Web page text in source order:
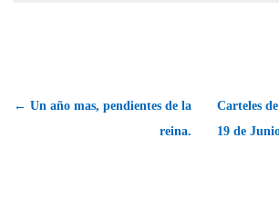
← Un año mas, pendientes de la
reina.
Carteles
19 de